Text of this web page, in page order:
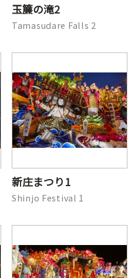
玉簾の滝2
Tamasudare Falls 2
新庄まつり1
Shinjo Festival 1